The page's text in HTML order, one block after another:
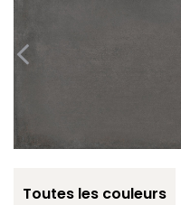
Toutes les couleurs